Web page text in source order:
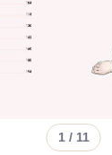
1/ 11